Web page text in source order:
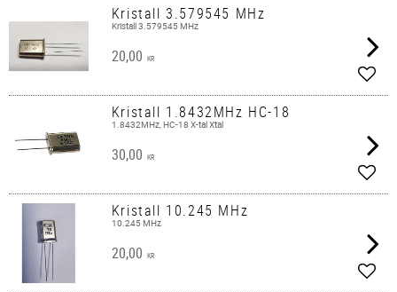
Kristall 3.579545 MHz
Kristall 3.579545 MHz
20,00 KR
Kristall 1.8432MHz HC-18
1.8432MHz, HC-18 X-tal Xtal
30,00 KR
Kristall 10.245 MHz
10.245 MHz
20,00 KR